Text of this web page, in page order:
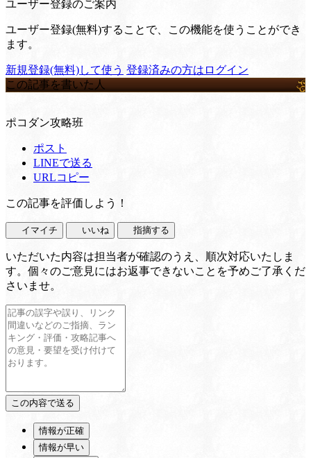
ユーザー登録のご案内
ユーザー登録(無料)することで、この機能を使うことができ
ます。
新規登録(無料)して使う 登録済みの方はログイン
この記事を書いた人
ポコダン攻略班
ポスト
LINEで送る
URLコピー
この記事を評価しよう！
イマイチ いいね 指摘する
いただいた内容は担当者が確認のうえ、順次対応いたしま
す。個々のご意見にはお返事できないことを予めご了承くだ
さいませ。
情報が正確
情報が早い